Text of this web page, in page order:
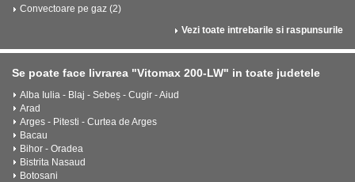
Convectoare pe gaz (2)
Vezi toate intrebarile si raspunsurile
Se poate face livrarea "Vitomax 200-LW" in toate judetele
Alba Iulia - Blaj - Sebeș - Cugir - Aiud
Arad
Arges - Pitesti - Curtea de Arges
Bacau
Bihor - Oradea
Bistrita Nasaud
Botosani